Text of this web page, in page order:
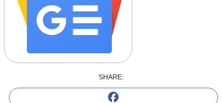
SHARE: